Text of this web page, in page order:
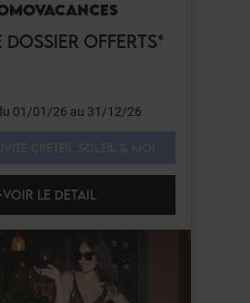
DOSSIER OFFERTS*
01/01/26 au 31/12/26
VOIR LE DETAIL